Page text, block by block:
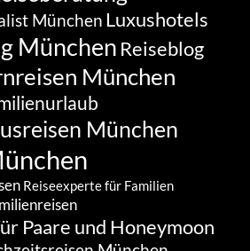
München Luxushotels
München Reiseblog
München
München
Reiseexperte für Familien
Paare und Honeymoon